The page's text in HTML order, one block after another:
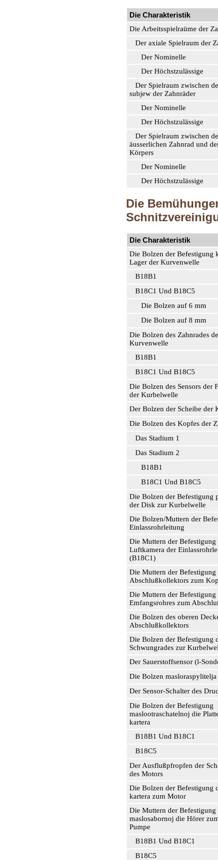
Die Charakteristik
Die Arbeitsspielraüme der
Der axiale Spielraum der
Der Nominelle
Der Höchstzulässige
Der Spielraum zwischen
subjew der Zahnräder
Der Nominelle
Der Höchstzulässige
Der Spielraum zwischen
äusserlichen Zahnrad und
Körpers
Der Nominelle
Der Höchstzulässige
Die
Die Charakteristik
Die Bolzen der Befestigung
Lager der Kurvenwelle
В18В1
В18С1 Und В18С5
Die Bolzen auf 6 mm
Die Bolzen auf 8 mm
Die Bolzen des Zahnrades
Kurvenwelle
В18В1
В18С1 Und В18С5
Die Bolzen des Sensors der
der Kurbelwelle
Der Bolzen der Scheibe der
Die Bolzen des Kopfes der
Das Stadium 1
Das Stadium 2
В18В1
В18С1 Und В18С5
Die Bolzen der Befestigung
der Disk zur Kurbelwelle
Die Bolzen/Muttern der
Einlassrohrleitung
Die Muttern der Befestigung
Luftkamera der
(В18С1)
Die Muttern der Befestigung
Abschlußkollektors zum
Die Muttern der Befestigung
Emfangsrohres zum
Die Bolzen des oberen
Abschlußkollektors
Die Bolzen der Befestigung
Schwungrades zur
Der Sauerstoffsensor (l-
Die Bolzen masloraspylitelja
Der Sensor-Schalter des
Die Bolzen der Befestigung
maslootraschatelnoj die
kartera
В18В1 Und В18С1
В18С5
Der Ausflußpfropfen der
des Motors
Die Bolzen der Befestigung
kartera zum Motor
Die Muttern der Befestigung
maslosabornoj die Hörer
Pumpe
В18В1 Und В18С1
В18С5